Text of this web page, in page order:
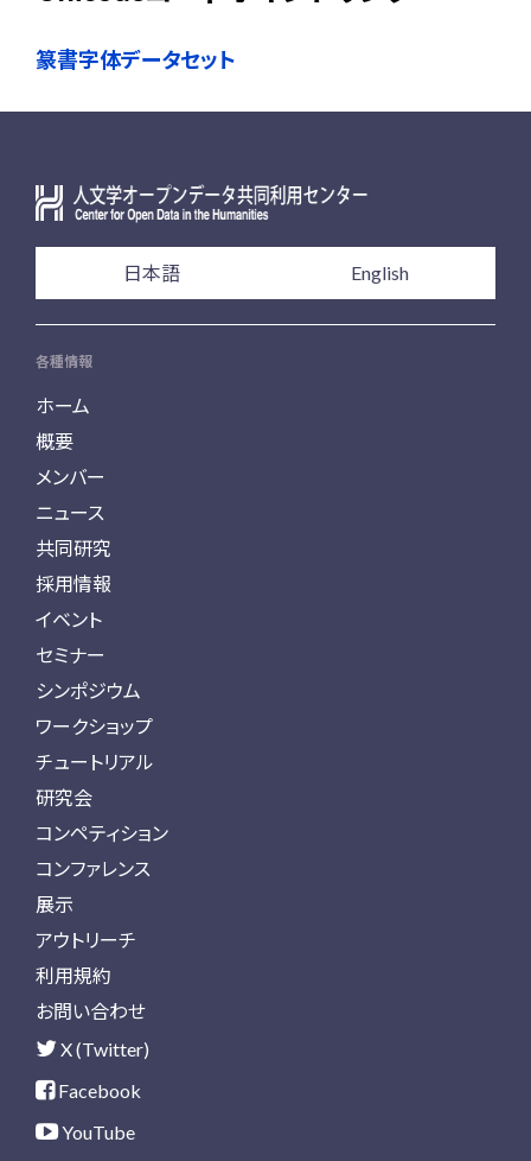
篆書字体データセット
日本語 English
各種情報
ホーム
概要
メンバー
ニュース
共同研究
採用情報
イベント
セミナー
シンポジウム
ワークショップ
チュートリアル
研究会
コンペティション
コンファレンス
展示
アウトリーチ
利用規約
お問い合わせ
X (Twitter)
Facebook
YouTube